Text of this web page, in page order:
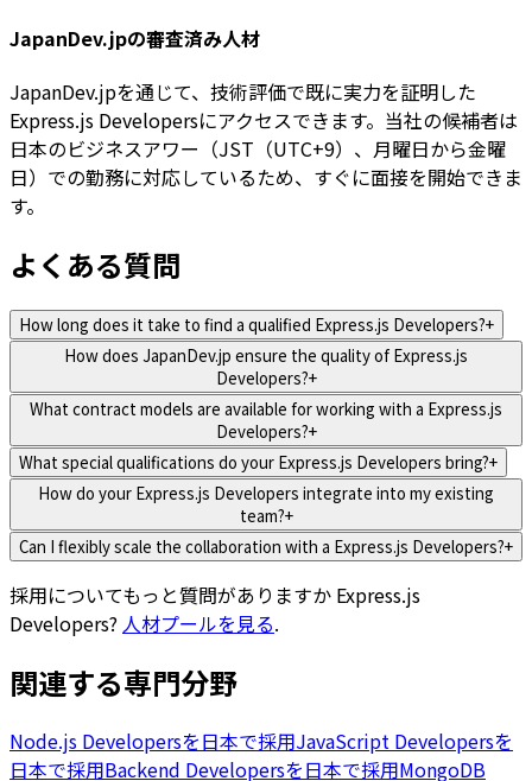
JapanDev.jpの審査済み人材
JapanDev.jpを通じて、技術評価で既に実力を証明した
Express.js Developersにアクセスできます。当社の候補者は
日本のビジネスアワー（JST（UTC+9）、月曜日から金曜
日）での勤務に対応しているため、すぐに面接を開始できま
す。
よくある質問
How long does it take to find a qualified Express.js Developers?+
How does JapanDev.jp ensure the quality of Express.js
Developers?+
What contract models are available for working with a Express.js
Developers?+
What special qualifications do your Express.js Developers bring?+
How do your Express.js Developers integrate into my existing
team?+
Can I flexibly scale the collaboration with a Express.js Developers?+
採用についてもっと質問がありますか Express.js
Developers? 人材プールを見る.
関連する専門分野
Node.js Developersを日本で採用JavaScript Developersを
日本で採用Backend Developersを日本で採用MongoDB